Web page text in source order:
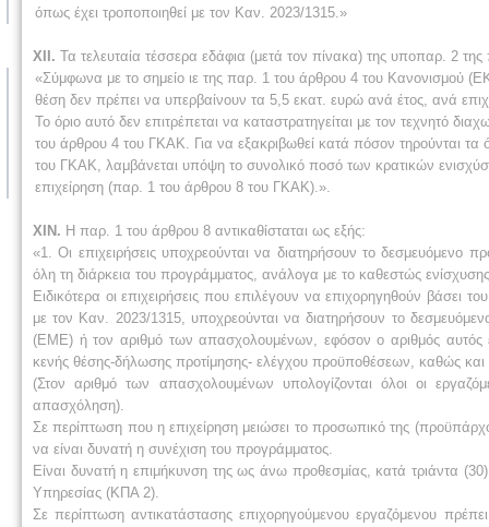
όπως έχει τροποποιηθεί με τον Καν. 2023/1315.»
ΧΙΙ. Τα τελευταία τέσσερα εδάφια (μετά τον πίνακα) της υποπαρ. 2
«Σύμφωνα με το σημείο ιε της παρ. 1 του άρθρου 4 του Κανονισμού
θέση δεν πρέπει να υπερβαίνουν τα 5,5 εκατ. ευρώ ανά έτος, ανά
Το όριο αυτό δεν επιτρέπεται να καταστρατηγείται με τον τεχνητό
του άρθρου 4 του ΓΚΑΚ. Για να εξακριβωθεί κατά πόσον τηρούνται τα
του ΓΚΑΚ, λαμβάνεται υπόψη το συνολικό ποσό των κρατικών
επιχείρηση (παρ. 1 του άρθρου 8 του ΓΚΑΚ).».
XIN. Η παρ. 1 του άρθρου 8 αντικαθίσταται ως εξής:
«1. Οι επιχειρήσεις υποχρεούνται να διατηρήσουν το
όλη τη διάρκεια του προγράμματος, ανάλογα με το καθεστώς
Ειδικότερα οι επιχειρήσεις που επιλέγουν να επιχορηγηθούν
με τον Καν. 2023/1315, υποχρεούνται να διατηρήσουν το
(ΕΜΕ) ή τον αριθμό των απασχολουμένων, εφόσον ο αριθμός αυτός
κενής θέσης-δήλωσης προτίμησης- ελέγχου προϋποθέσεων, καθώς
(Στον αριθμό των απασχολουμένων υπολογίζονται όλοι οι
απασχόληση).
Σε περίπτωση που η επιχείρηση μειώσει το προσωπικό της
να είναι δυνατή η συνέχιση του προγράμματος.
Είναι δυνατή η επιμήκυνση της ως άνω προθεσμίας, κατά τριάντα
Υπηρεσίας (ΚΠΑ 2).
Σε περίπτωση αντικατάστασης επιχορηγούμενου εργαζόμενου